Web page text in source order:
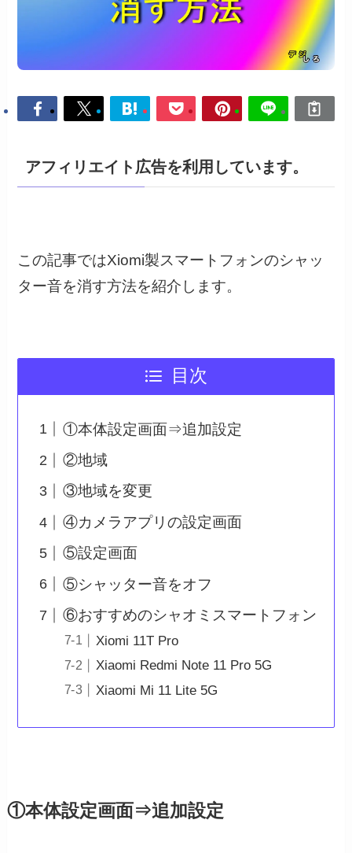
アフィリエイト広告を利用しています。
この記事ではXiomi製スマートフォンのシャッ
ター音を消す方法を紹介します。
目次
①本体設定画面⇒追加設定
②地域
③地域を変更
④カメラアプリの設定画面
⑤設定画面
⑤シャッター音をオフ
⑥おすすめのシャオミスマートフォン
Xiomi 11T Pro
Xiaomi Redmi Note 11 Pro 5G
Xiaomi Mi 11 Lite 5G
①本体設定画面⇒追加設定